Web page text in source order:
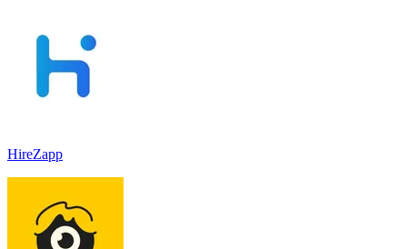
HireZapp